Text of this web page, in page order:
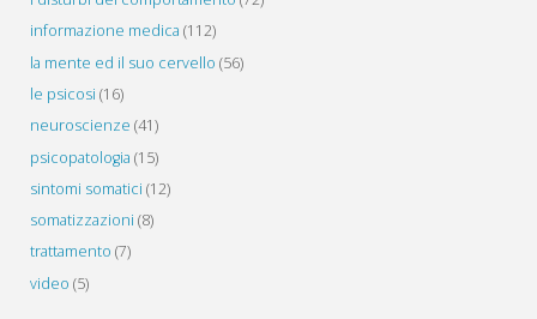
informazione medica (112)
la mente ed il suo cervello (56)
le psicosi (16)
neuroscienze (41)
psicopatologia (15)
sintomi somatici (12)
somatizzazioni (8)
trattamento (7)
video (5)